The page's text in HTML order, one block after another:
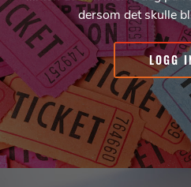
dersom det skulle
LOGG